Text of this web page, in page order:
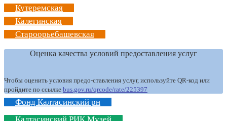
Кутеремская
Калегинская
Староорьебашевская
Оценка качества условий предоставления услуг
Чтобы оценить условия предо-ставления услуг, используйте QR-код или
пройдите по ссылке bus.gov.ru/qrcode/rate/225397
Фонд Калтасинский рн